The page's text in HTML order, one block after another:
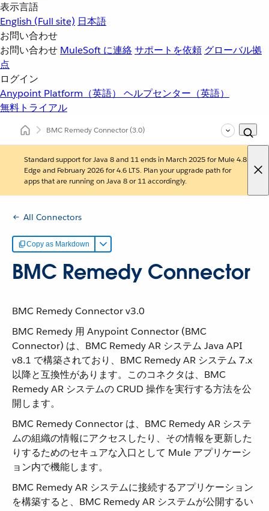
表示言語
English (Full site) 日本語
お問い合わせ
お問い合わせ MuleSoft に連絡サポートを依頼 グローバル拠
点
ログイン
Anypoint Platform（英語） ヘルプセンター（英語）
無料トライアル
BMC Remedy Connector(3.0)
Standard support for Java 8 and 11 ends in March 2025 for Mule 4.8
Edge and February 2026 for 4.6 LTS. Plan your upgrade path for
apps that are running on Java 8 or 11 accordingly.
All Connectors
Copy as Markdown
BMC Remedy Connector
BMC Remedy Connector v3.0
BMC Remedy 用 Anypoint Connector (BMC
Connector) は、BMC Remedy AR システム Java API
v8.1 で構築されており、BMC Remedy AR システム 7.x
以降と互換性があります。このコネクタは、BMC
Remedy AR システムの CRUD 操作を実行する方法を公
開します。
BMC Remedy Connector は、BMC Remedy AR システ
ムの組織の情報にアクセスしたり、その情報を更新した
りするためのセキュアな入口として Mule アプリケーシ
ョン内で機能します。
BMC Remedy AR システムに接続するアプリケーション
を構築すると、BMC Remedy AR システムが公開するい